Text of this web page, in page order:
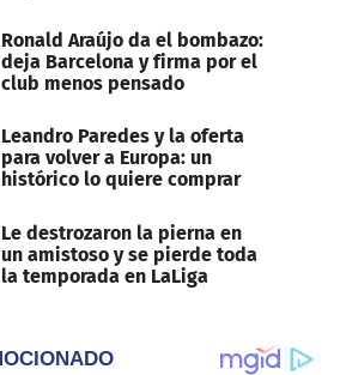
Ronald Araújo da el bombazo:
deja Barcelona y firma por el
club menos pensado
Leandro Paredes y la oferta
para volver a Europa: un
histórico lo quiere comprar
Le destrozaron la pierna en
un amistoso y se pierde toda
la temporada en LaLiga